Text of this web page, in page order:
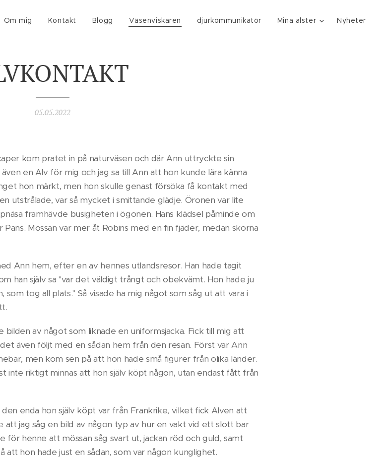
Om mig Kontakt Blogg Väsenviskaren djurkommunikatör Mina alster Nyheter
05.05.2022
kom pratet in på naturväsen och där Ann uttryckte sin
en Alv för mig och jag sa till Ann att hon kunde lära känna
hon märkt, men hon skulle genast försöka få kontakt med
utstrålade, var så mycket i smittande glädje. Öronen var lite
framhävde busigheten i ögonen. Hans klädsel påminde om
Mössan var mer åt Robins med en fin fjäder, medan skorna
Ann hem, efter en av hennes utlandsresor. Han hade tagit
han själv sa "var det väldigt trångt och obekvämt. Hon hade ju
som tog all plats." Så visade ha mig något som såg ut att vara i
av något som liknade en uniformsjacka. Fick till mig att
även följt med en sådan hem från den resan. Först var Ann
men kom sen på att hon hade små figurer från olika länder.
inte riktigt minnas att hon själv köpt någon, utan endast fått från
enda hon själv köpt var från Frankrike, vilket fick Alven att
att jag såg en bild av någon typ av hur en vakt vid ett slott bar
för henne att mössan såg svart ut, jackan röd och guld, samt
hon hade just en sådan, som var någon kunglighet.